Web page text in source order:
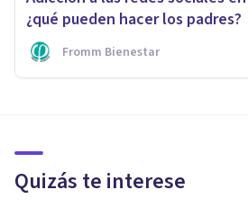
¿qué pueden hacer los padres?
Fromm Bienestar
Quizás te interese